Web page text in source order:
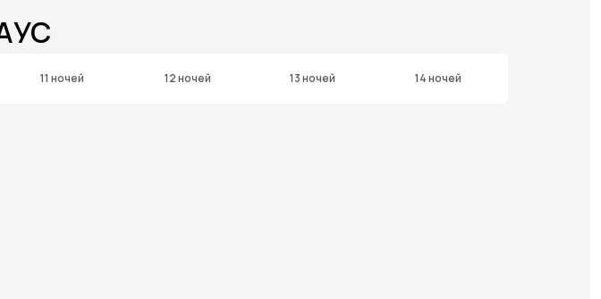
11 ночей 12 ночей 13 ночей 14 ночей